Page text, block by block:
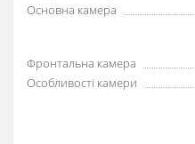
Основна камера
Фронтальна камера
Особливості камери